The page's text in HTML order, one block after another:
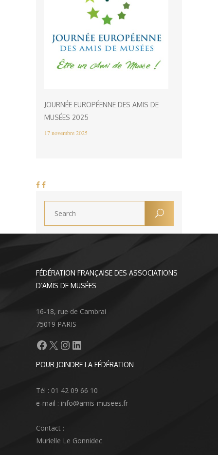
JOURNÉE EUROPÉENNE DES AMIS DE
MUSÉES 2025
17 novembre 2025
FÉDÉRATION FRANÇAISE DES ASSOCIATIONS
D’AMIS DE MUSÉES
16-18, rue de Cambrai
75019 PARIS
Facebook
X Instagram
LinkedIn
POUR JOINDRE LA FÉDÉRATION
Tél : 01 42 09 66 10
e-mail : info@amis-musees.fr
Contact :
Murielle Le Gonnidec